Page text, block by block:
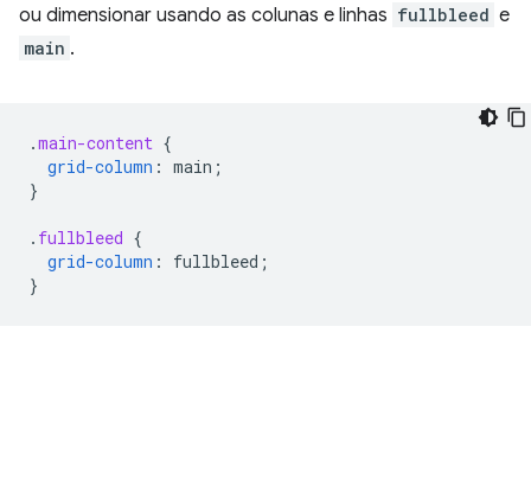
ou dimensionar usando as colunas e linhas fullbleed e
main .
.main-content {
grid-column : main ;
}
. fullbleed {
grid-column : fullbleed ;
}